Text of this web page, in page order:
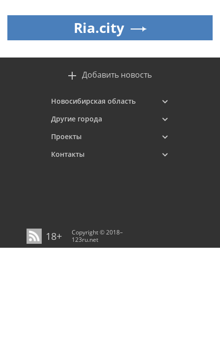
Ria.city
Добавить новость
Новосибирская область
Другие города
Проекты
Контакты
18+
Copyright © 2018–
123ru.net